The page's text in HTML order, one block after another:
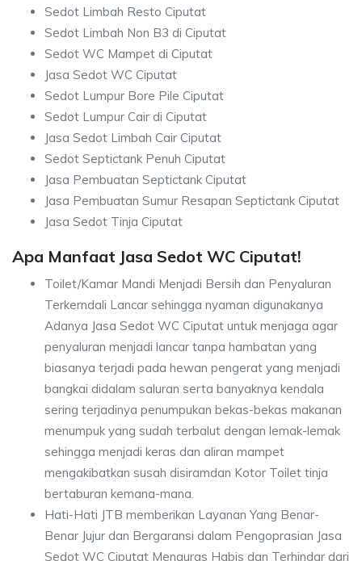
Sedot Limbah Resto Ciputat
Sedot Limbah Non B3 di Ciputat
Sedot WC Mampet di Ciputat
Jasa Sedot WC Ciputat
Sedot Lumpur Bore Pile Ciputat
Sedot Lumpur Cair di Ciputat
Jasa Sedot Limbah Cair Ciputat
Sedot Septictank Penuh Ciputat
Jasa Pembuatan Septictank Ciputat
Jasa Pembuatan Sumur Resapan Septictank Ciputat
Jasa Sedot Tinja Ciputat
Apa Manfaat Jasa Sedot WC Ciputat!
Toilet/Kamar Mandi Menjadi Bersih dan Penyaluran
Terkerndali Lancar sehingga nyaman digunakanya
Adanya Jasa Sedot WC Ciputat untuk menjaga agar
penyaluran menjadi lancar tanpa hambatan yang
biasanya terjadi pada hewan pengerat yang menjadi
bangkai didalam saluran serta banyaknya kendala
sering terjadinya penumpukan bekas-bekas makanan
menumpuk yang sudah terbalut dengan lemak-lemak
sehingga menjadi keras dan aliran mampet
mengakibatkan susah disiramdan Kotor Toilet tinja
bertaburan kemana-mana.
Hati-Hati JTB memberikan Layanan Yang Benar-
Benar Jujur dan Bergaransi dalam Pengoprasian Jasa
Sedot WC Ciputat Menguras Habis dan Terhindar dari